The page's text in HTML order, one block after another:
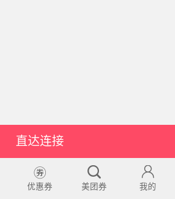
直达连接
优惠券 美团券 我的